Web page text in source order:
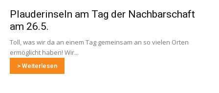
Plauderinseln am Tag der Nachbarschaft
am 26.5.
Toll, was wir da an einem Tag gemeinsam an so vielen Orten
ermöglicht haben! Wir...
> Weiterlesen